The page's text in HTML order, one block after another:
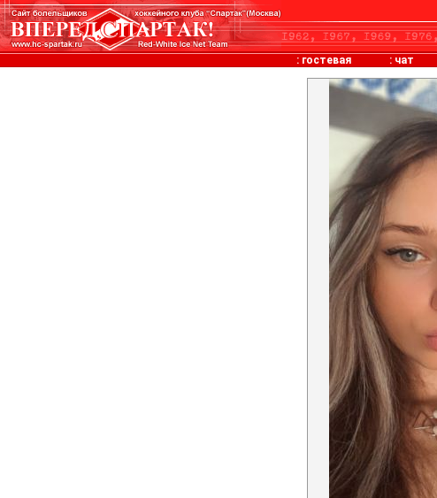
: гостевая : чат